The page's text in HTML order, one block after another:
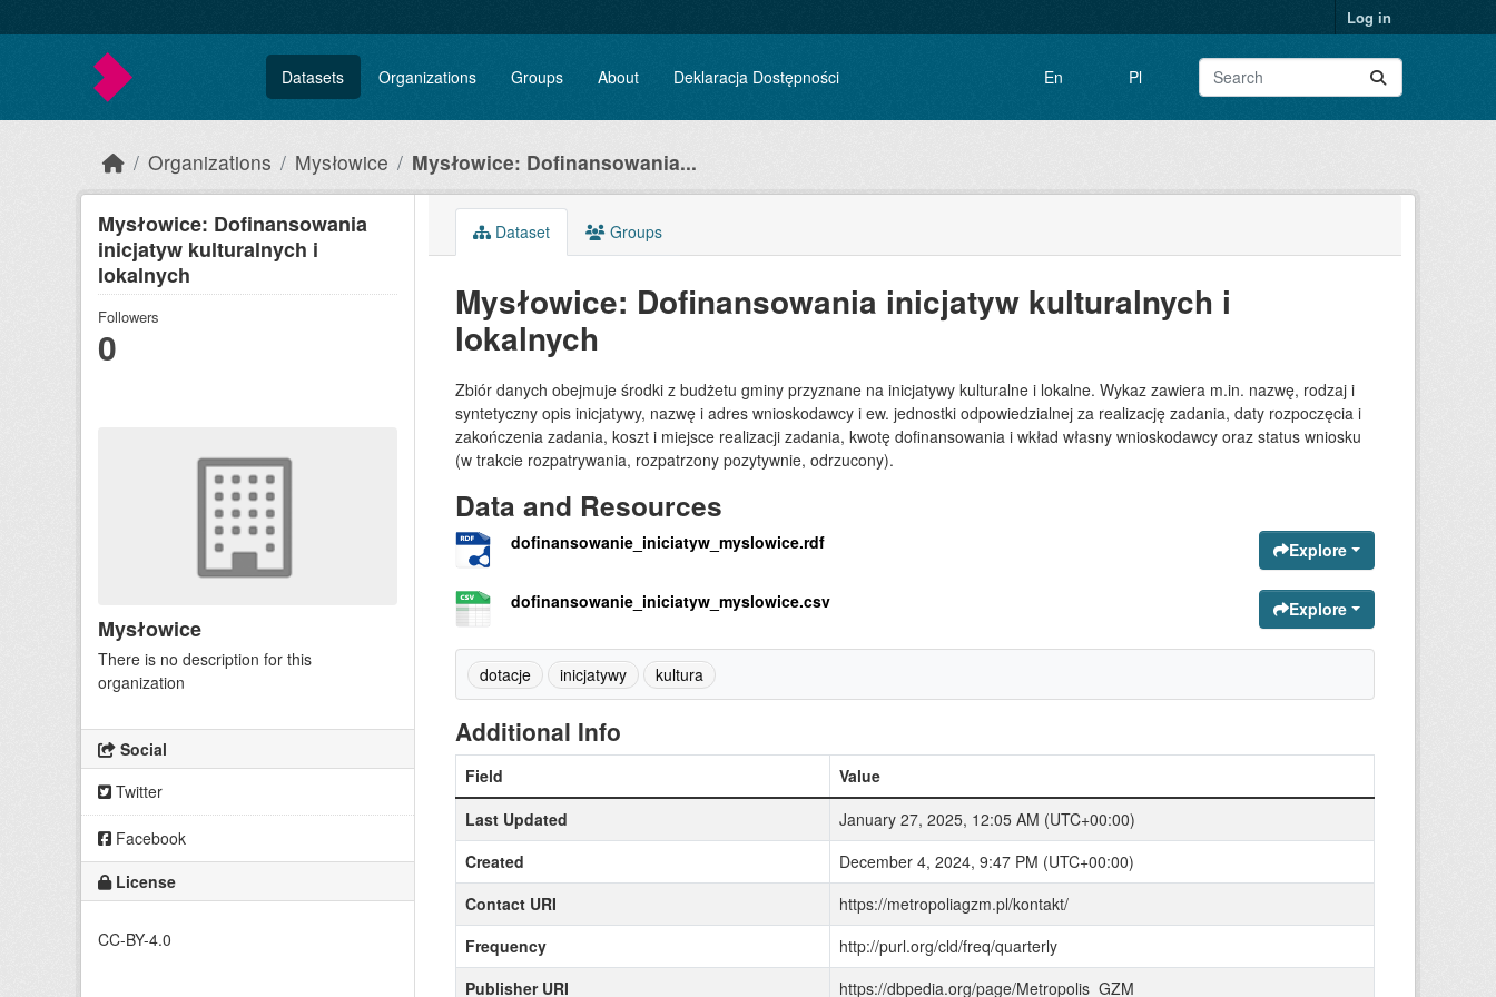
Log in
Datasets Organizations Groups About Deklaracja Dostępności En Pl
Organizations Mysłowice Mysłowice: Dofinansowania...
Mysłowice: Dofinansowania
inicjatyw kulturalnych i
lokalnych
Followers
0
Mysłowice
There is no description for this
organization
Social
Twitter
Facebook
License
CC-BY-4.0
Dataset Groups
Mysłowice: Dofinansowania inicjatyw kulturalnych i
lokalnych
Zbiór danych obejmuje środki z budżetu gminy przyznane na inicjatywy kulturalne i lokalne. Wykaz zawiera m.in. nazwę, rodzaj i
syntetyczny opis inicjatywy, nazwę i adres wnioskodawcy i ew. jednostki odpowiedzialnej za realizację zadania, daty rozpoczęcia i
zakończenia zadania, koszt i miejsce realizacji zadania, kwotę dofinansowania i wkład własny wnioskodawcy oraz status wniosku
(w trakcie rozpatrywania, rozpatrzony pozytywnie, odrzucony).
Data and Resources
dofinansowanie_iniciatyw_myslowice.rdf Explore
dofinansowanie_iniciatyw_myslowice.csv Explore
dotacje inicjatywy kultura
Additional Info
Field
Value
Last Updated
January 27, 2025, 12:05 AM (UTC+00:00)
Created
December 4, 2024, 9:47 PM (UTC+00:00)
Contact URI
https://metropoliagzm.pl/kontakt/
Frequency
http://purl.org/cld/freq/quarterly
Publisher URI
https://dbpedia.org/page/Metropolis_GZM